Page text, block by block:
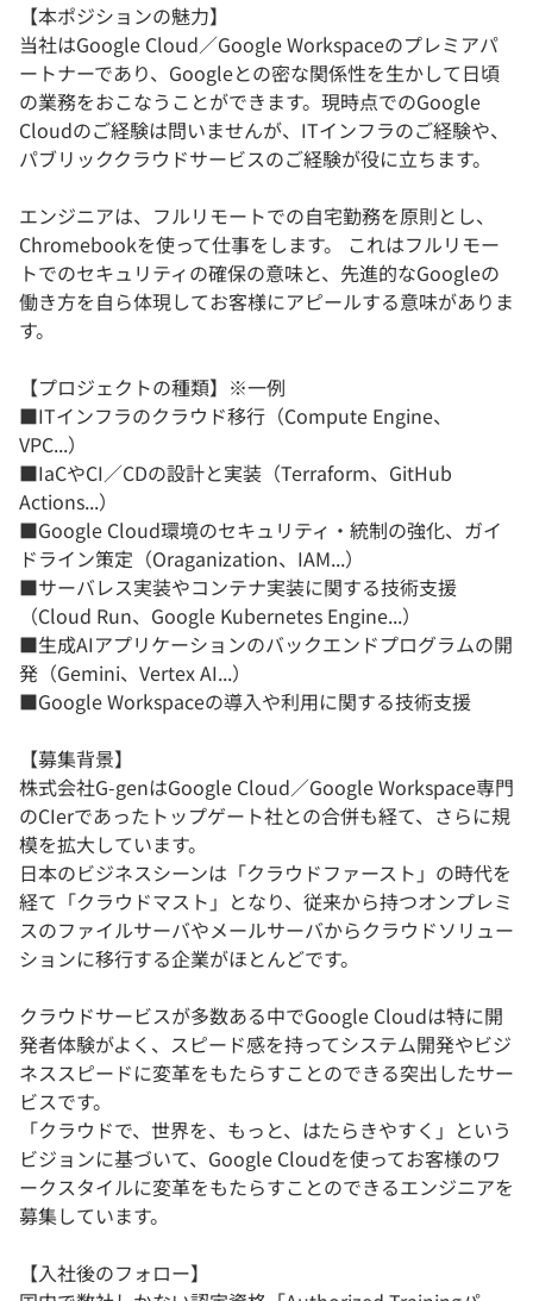
【本ポジションの魅力】
当社はGoogle Cloud／Google Workspaceのプレミアパ
ートナーであり、Googleとの密な関係性を生かして日頃
の業務をおこなうことができます。現時点でのGoogle
Cloudのご経験は問いませんが、ITインフラのご経験や、
パブリッククラウドサービスのご経験が役に立ちます。
エンジニアは、フルリモートでの自宅勤務を原則とし、
Chromebookを使って仕事をします。 これはフルリモー
トでのセキュリティの確保の意味と、先進的なGoogleの
働き方を自ら体現してお客様にアピールする意味がありま
す。
【プロジェクトの種類】※一例
■ITインフラのクラウド移行（Compute Engine、
VPC...）
■IaCやCI／CDの設計と実装（Terraform、GitHub
Actions...）
■Google Cloud環境のセキュリティ・統制の強化、ガイ
ドライン策定（Oraganization、IAM...）
■サーバレス実装やコンテナ実装に関する技術支援
（Cloud Run、Google Kubernetes Engine...）
■生成AIアプリケーションのバックエンドプログラムの開
発（Gemini、Vertex AI...）
■Google Workspaceの導入や利用に関する技術支援
【募集背景】
株式会社G-genはGoogle Cloud／Google Workspace専門
のCIerであったトップゲート社との合併も経て、さらに規
模を拡大しています。
日本のビジネスシーンは「クラウドファースト」の時代を
経て「クラウドマスト」となり、従来から持つオンプレミ
スのファイルサーバやメールサーバからクラウドソリュー
ションに移行する企業がほとんどです。
クラウドサービスが多数ある中でGoogle Cloudは特に開
発者体験がよく、スピード感を持ってシステム開発やビジ
ネススピードに変革をもたらすことのできる突出したサー
ビスです。
「クラウドで、世界を、もっと、はたらきやすく」という
ビジョンに基づいて、Google Cloudを使ってお客様のワ
ークスタイルに変革をもたらすことのできるエンジニアを
募集しています。
【入社後のフォロー】